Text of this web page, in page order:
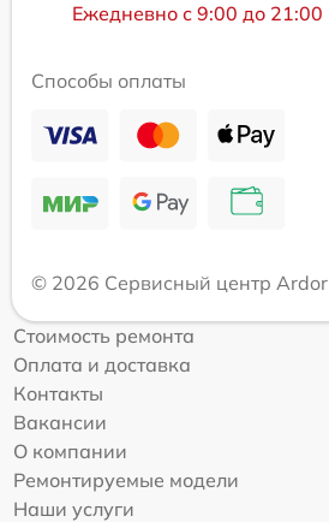
Ежедневно с 9:00 до 21:00
Способы оплаты
© 2026 Сервисный центр Ardor
Стоимость ремонта
Оплата и доставка
Контакты
Вакансии
О компании
Ремонтируемые модели
Наши услуги